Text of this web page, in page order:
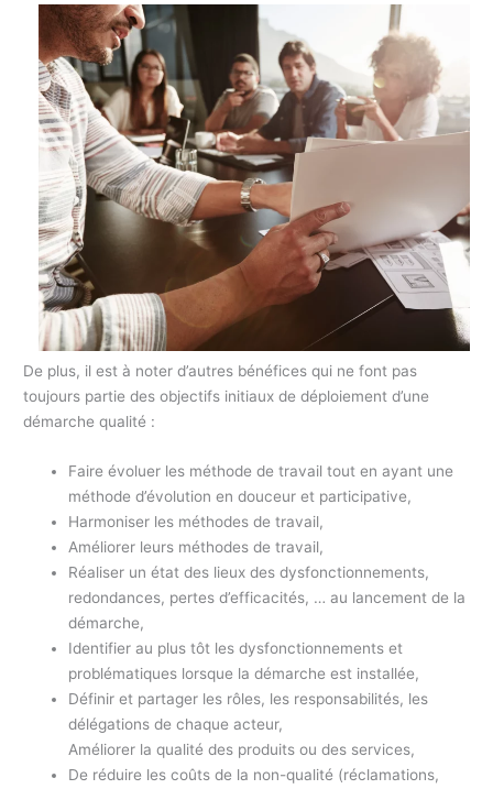
De plus, il est à noter d’autres bénéfices qui ne font pas
toujours partie des objectifs initiaux de déploiement d’une
démarche qualité :
Faire évoluer les méthode de travail tout en ayant une
méthode d’évolution en douceur et participative,
Harmoniser les méthodes de travail,
Améliorer leurs méthodes de travail,
Réaliser un état des lieux des dysfonctionnements,
redondances, pertes d’efficacités, … au lancement de la
démarche,
Identifier au plus tôt les dysfonctionnements et
problématiques lorsque la démarche est installée,
Définir et partager les rôles, les responsabilités, les
délégations de chaque acteur,
Améliorer la qualité des produits ou des services,
De réduire les coûts de la non-qualité (réclamations,